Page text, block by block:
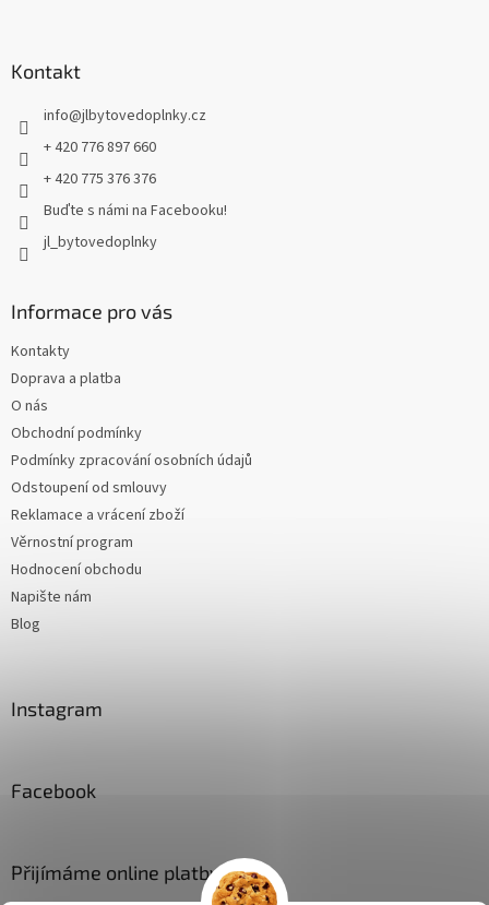
Kontakt
info@jlbytovedoplnky.cz
+ 420 776 897 660
+ 420 775 376 376
Buďte s námi na Facebooku!
jl_bytovedoplnky
Informace pro vás
Kontakty
Doprava a platba
O nás
Obchodní podmínky
Podmínky zpracování osobních údajů
Odstoupení od smlouvy
Reklamace a vrácení zboží
Věrnostní program
Hodnocení obchodu
Napište nám
Blog
Instagram
Facebook
Přijímáme online platby